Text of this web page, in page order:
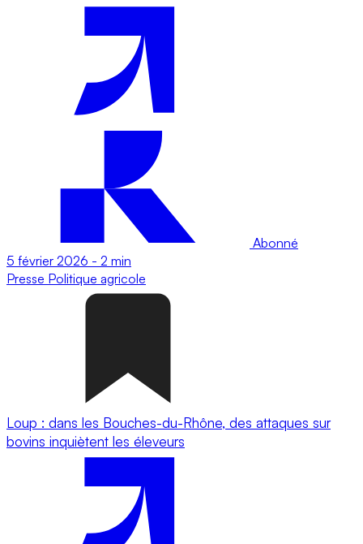
Abonné
5 février 2026 - 2 min
Presse Politique agricole
Loup : dans les Bouches-du-Rhône, des attaques sur
bovins inquiètent les éleveurs